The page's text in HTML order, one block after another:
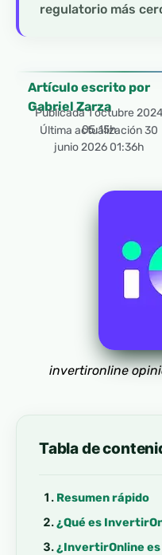
regulatorio más
Artículo escrito por
Gabriel Zarza
Publicada1 octubre 2024
05:15h
Última actualización 30
junio 2026 01:36h
invertironline
Tabla de
Resumen rápido
¿Qué es
¿InvertirOnline